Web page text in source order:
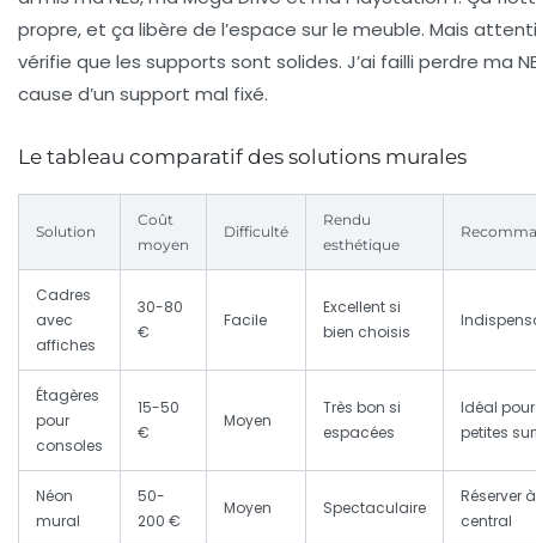
propre, et ça libère de l’espace sur le meuble. Mais
vérifie que les supports sont solides. J’ai failli perdre ma
cause d’un support mal fixé.
Le tableau comparatif des solutions murales
Solution
Coût
moyen
Difficulté
Rendu
esthétique
Cadres
avec
affiches
30-80
€
Facile
Excellent si
bien choisis
Étagères
pour
consoles
15-50
€
Moyen
Très bon si
espacées
Idéal
petites
Néon
mural
50-
200 €
Moyen Spectaculaire
Réserver
central